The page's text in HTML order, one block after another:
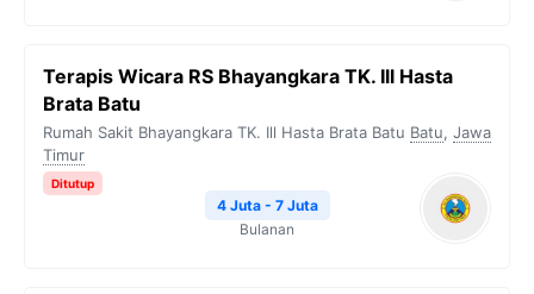
Terapis Wicara RS Bhayangkara TK. Ill Hasta
Brata Batu
Rumah Sakit Bhayangkara TK. Ill Hasta Brata Batu Batu, Jawa
Timur
Ditutup
4 Juta - 7 Juta
Bulanan